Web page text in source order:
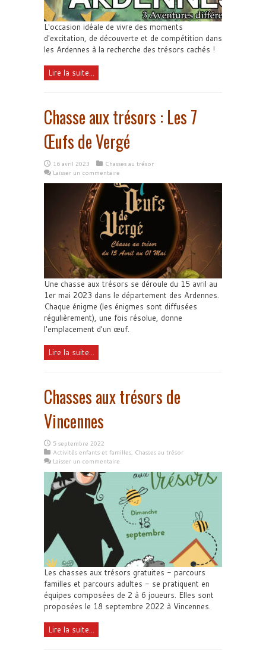
L'occasion idéale de vivre des moments
d'excitation, de découverte et de compétition dans
les Ardennes à la recherche des trésors cachés !
Lire la suite...
Chasse aux trésors : Les 7
Œufs de Vergé
16 avril 2023
Chasses au trésor
Laisser un commentaire
Une chasse aux trésors se déroule du 15 avril au
1er mai 2023 dans le département des Ardennes.
Chaque énigme (les énigmes sont diffusées
régulièrement), une fois résolue, donne
l'emplacement d'un œuf.
Lire la suite...
Chasses aux trésors de
Vincennes
5 septembre 2022
Activités enfants et familles, Chasses au trésor
Laisser un commentaire
Les chasses aux trésors gratuites - parcours
familles et parcours adultes - se pratiquent en
équipes composées de 2 à 6 joueurs. Elles sont
proposées le 18 septembre 2022 à Vincennes.
Lire la suite...